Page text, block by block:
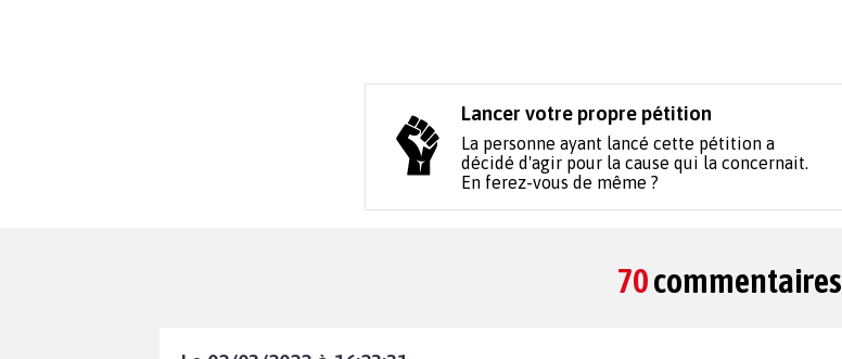
Lancer votre propre pétition
La personne ayant lancé cette pétition a
décidé d'agir pour la cause qui la concernait.
En ferez-vous de même ?
70commentaires